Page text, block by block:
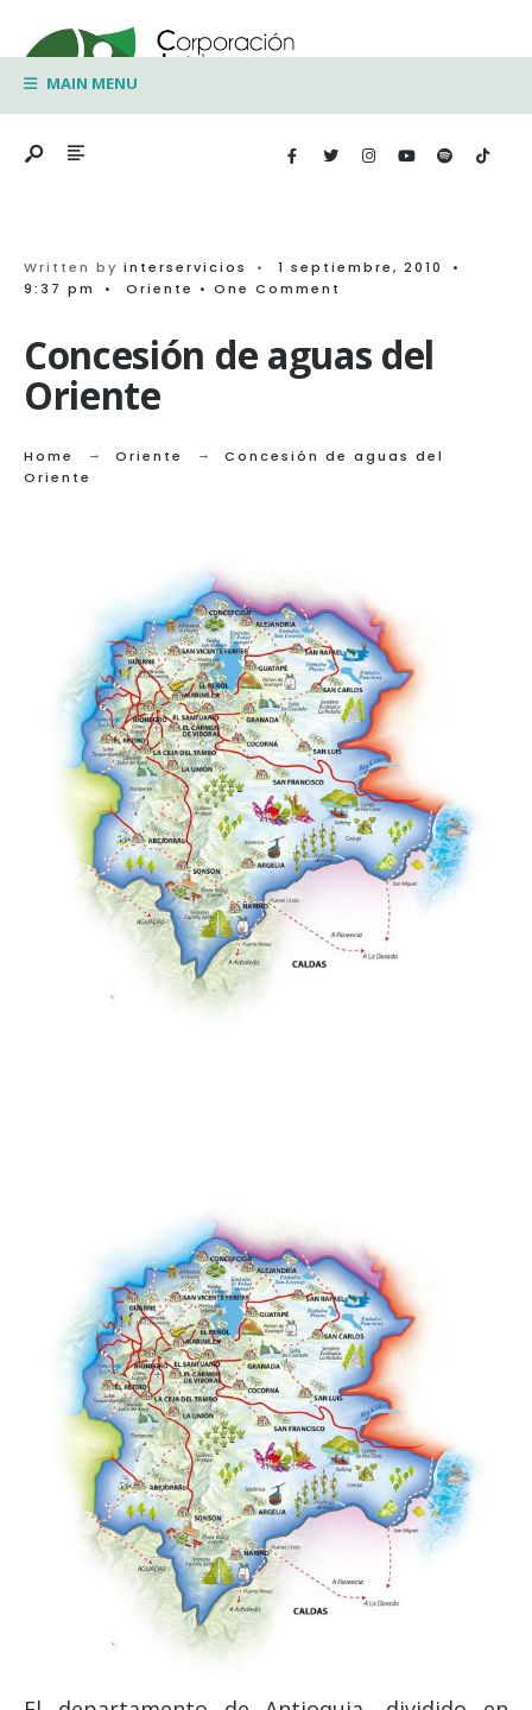
to
contentMAIN MENU
Written by interservicios • 1 septiembre, 2010
•
9:37 pm
• Oriente • One Comment
Concesión de aguas del
Oriente
Home Oriente
Concesión de aguas del
Oriente
for: